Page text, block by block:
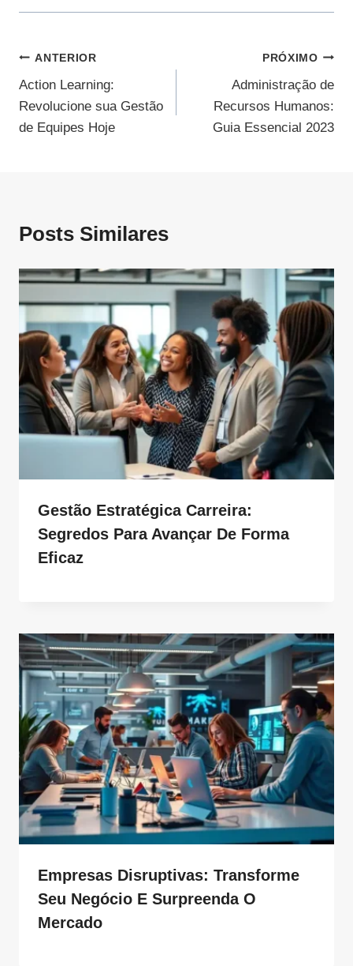
Navegação
De
Post
ANTERIOR
Action Learning:
Revolucione sua Gestão
de Equipes Hoje
PRÓXIMO
Administração de
Recursos Humanos:
Guia Essencial 2023
Posts Similares
Gestão Estratégica Carreira:
Segredos Para Avançar De Forma
Eficaz
Empresas Disruptivas: Transforme
Seu Negócio E Surpreenda O
Mercado